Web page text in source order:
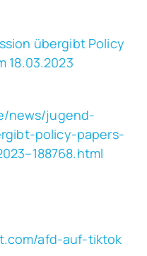
übergibt Policy
18.03.2023
news/jugend-
policy-papers-
afd-auf-tiktok